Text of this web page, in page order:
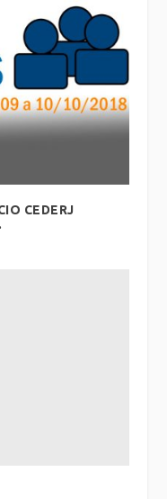
CEDERJ